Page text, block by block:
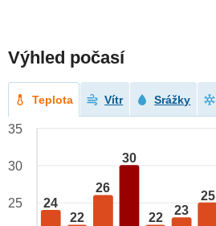
Výhled počasí
Teplota Vítr Srážky
24
22
26
30
22
23
25
35
30
25